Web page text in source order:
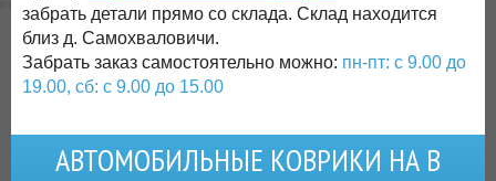
забрать детали прямо со склада. Склад находится
близ д. Самохваловичи.
Забрать заказ самостоятельно можно: пн-пт: с 9.00 до
19.00, сб: с 9.00 до 15.00
АВТОМОБИЛЬНЫЕ КОВРИКИ НА В